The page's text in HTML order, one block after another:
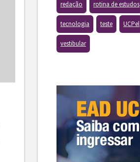
redação rotina de estudos
tecnologia teste UCPel
vestibular